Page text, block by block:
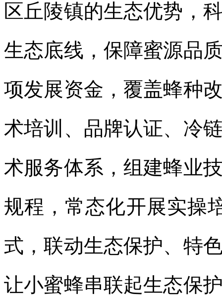
区丘陵镇的生态优势，
生态底线，保障蜜源品
项发展资金，覆盖蜂种
术培训、品牌认证、冷
术服务体系，组建蜂业
规程，常态化开展实操
式，联动生态保护、特
让小蜜蜂串联起生态保